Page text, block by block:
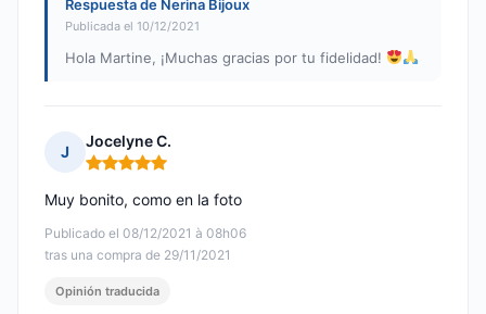
Respuesta de Nerina Bijoux
Publicada el 10/12/2021
Hola Martine, ¡Muchas gracias por tu fidelidad!
J
Jocelyne C.
Nota: 5 de 5
Publicado el 08/12/2021 à 08h06
tras una compra de 29/11/2021
Muy bonito, como en la foto
Opinión traducida